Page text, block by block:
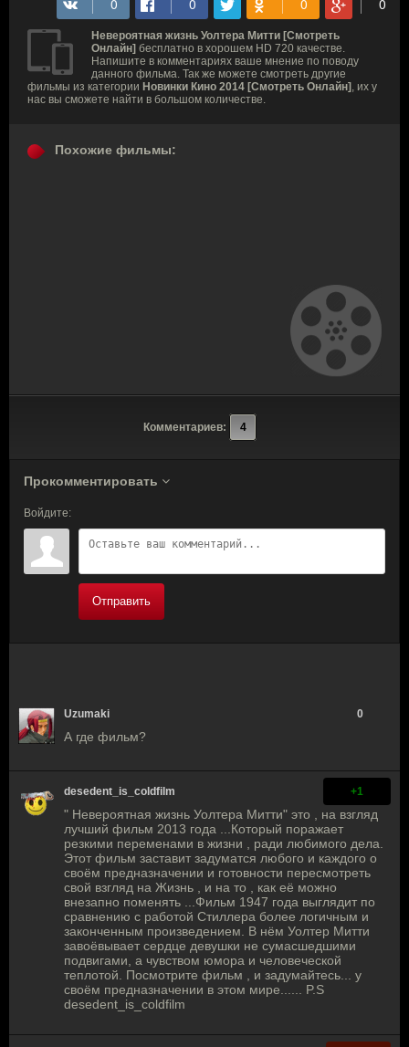
Невероятная жизнь Уолтера Митти [Смотреть
Онлайн] бесплатно в хорошем HD 720 качестве.
Напишите в комментариях ваше мнение по поводу
данного фильма. Так же можете смотреть другие
фильмы из категории Новинки Кино 2014 [Смотреть Онлайн] , их у
нас вы сможете найти в большом количестве.
Похожие фильмы:
Комментариев: 4
Прокомментировать
Войдите:
Отправить
Uzumaki 0
А где фильм?
desedent_is_coldfilm +1
" Невероятная жизнь Уолтера Митти" это , на взгляд
лучший фильм 2013 года ...Который поражает
резкими переменами в жизни , ради любимого дела.
Этот фильм заставит задуматся любого и каждого о
своём предназначении и готовности пересмотреть
свой взгляд на Жизнь , и на то , как её можно
внезапно поменять ...Фильм 1947 года выглядит по
сравнению с работой Стиллера более логичным и
законченным произведением. В нём Уолтер Митти
завоёвывает сердце девушки не сумасшедшими
подвигами, а чувством юмора и человеческой
теплотой. Посмотрите фильм , и задумайтесь... у
своём предназначении в этом мире...... P.S
desedent_is_coldfilm